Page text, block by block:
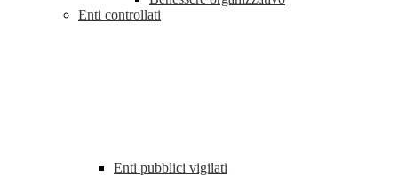
Enti controllati
Enti pubblici vigilati